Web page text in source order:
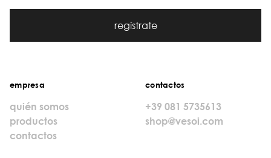
regístrate
empresa
quién somos
productos
contactos
contactos
+39 081 5735613
shop@vesoi.com